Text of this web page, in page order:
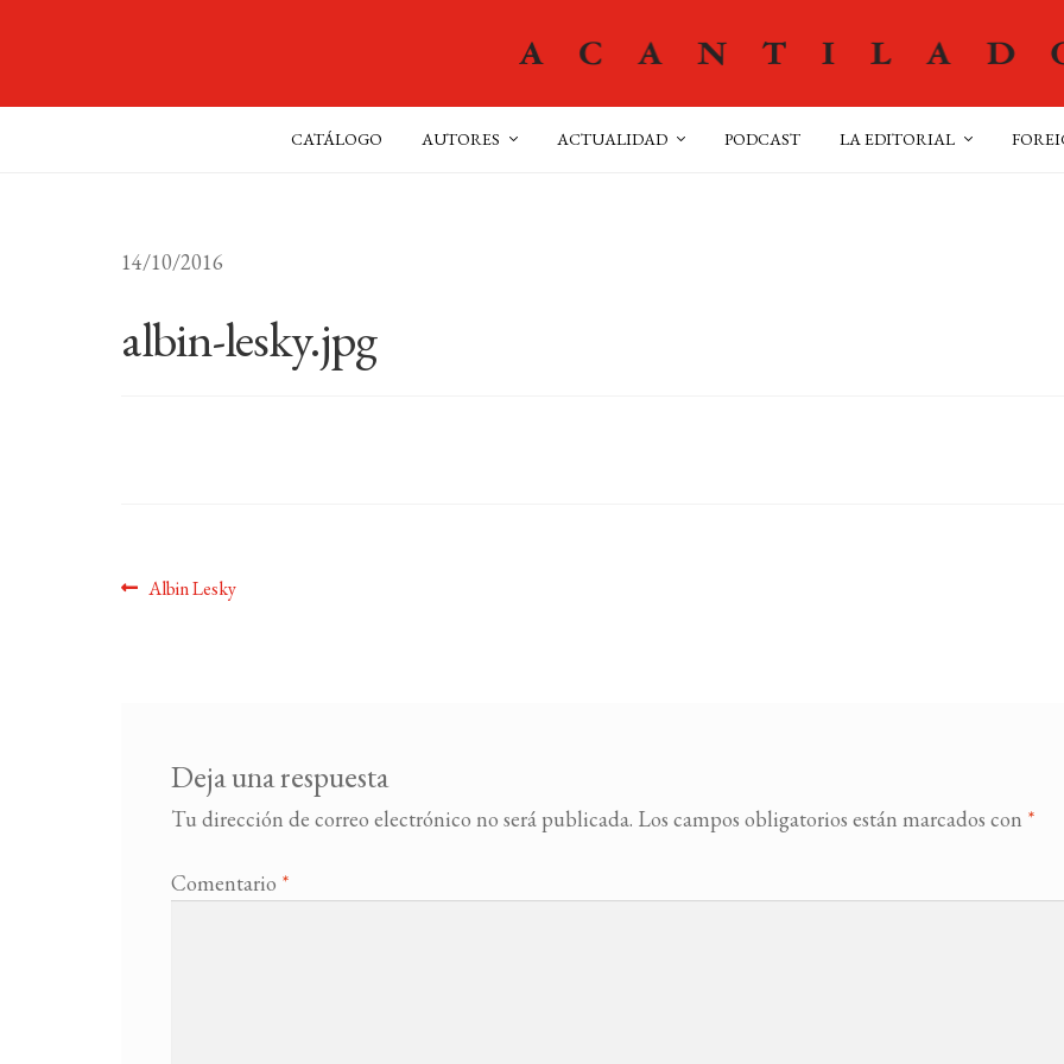
CATÁLOGO AUTORES ACTUALIDAD PODCAST LA EDITORIAL
14/10/2016
albin-lesky.jpg
Navegación
Anterior:
Albin Lesky
Deja una respuesta
Tu dirección de correo electrónico no será publicada. Los campos obligatorios están marcados con *
Comentario *